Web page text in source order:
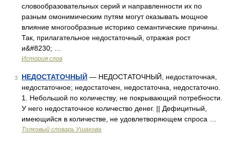
словообразовательных серий и направленности их по
разным омонимическим путям могут оказывать мощное
влияние многообразные историко семантические причины.
Так, прилагательное недостаточный, отражая рост
и&#8230; …
История слов
3 НЕДОСТАТОЧНЫЙ — НЕДОСТАТОЧНЫЙ, недостаточная,
недостаточное; недостаточен, недостаточна, недостаточно.
1. Небольшой по количеству, не покрывающий потребности.
У него недостаточное количество денег. || Дефицитный,
имеющийся в количестве, не удовлетворяющем спроса …
Толковый словарь Ушакова